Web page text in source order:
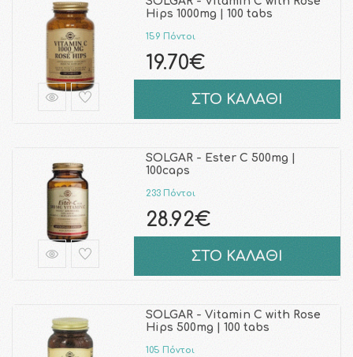
Hips 1000mg | 100 tabs
159 Πόντοι
19.70€
ΣΤΟ ΚΑΛΑΘΙ
SOLGAR - Ester C 500mg |
100caps
233 Πόντοι
28.92€
ΣΤΟ ΚΑΛΑΘΙ
SOLGAR - Vitamin C with Rose
Hips 500mg | 100 tabs
105 Πόντοι